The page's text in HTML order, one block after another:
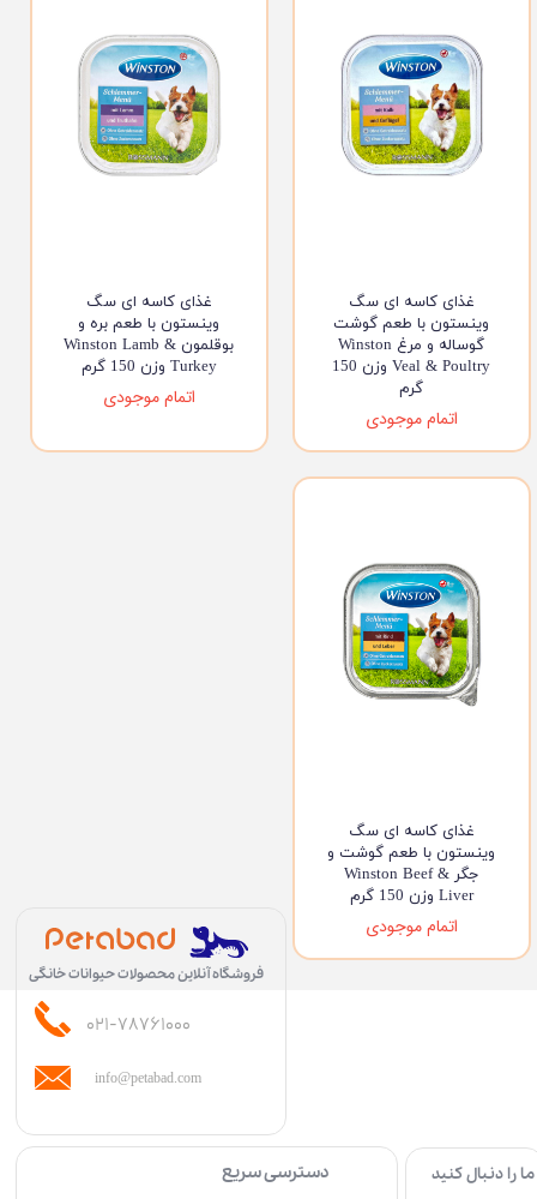
غذای کاسه ای سگ
وینستون با طعم گوشت
گوساله و مرغ Winston
Veal & Poultry وزن 150
گرم
اتمام موجودی
غذای کاسه ای سگ
وینستون با طعم بره و
بوقلمون Winston Lamb &
Turkey وزن 150 گرم
اتمام موجودی
غذای کاسه ای سگ
وینستون با طعم گوشت و
جگر Winston Beef &
Liver وزن 150 گرم
اتمام موجودی
info@petabad.com
فروشگاه آنلاین محصولات حیوانات خانگی
۰۲۱-۷۸۷۶۱۰۰۰
دسترسی سریع ما را دنبال کنید